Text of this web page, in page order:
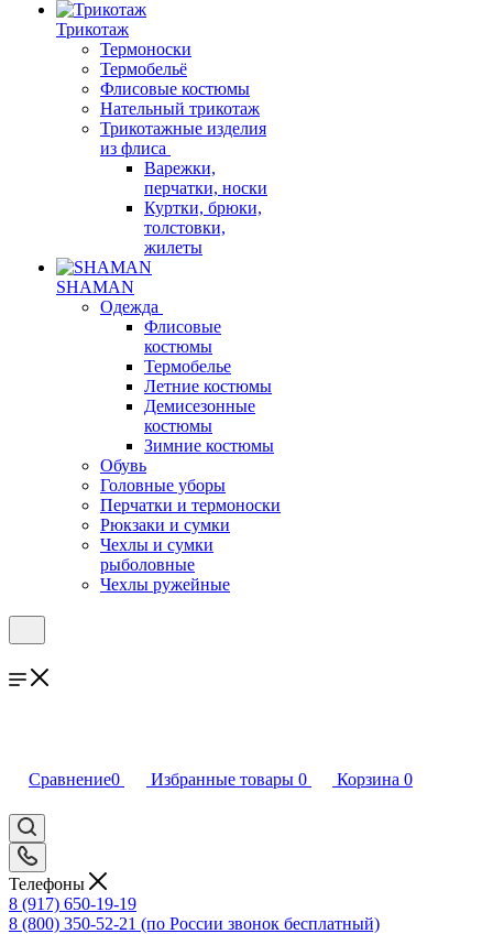
Трикотаж
Термоноски
Термобельё
Флисовые костюмы
Нательный трикотаж
Трикотажные изделия
из флиса
Варежки,
перчатки, носки
Куртки, брюки,
толстовки,
жилеты
SHAMAN
Одежда
Флисовые
костюмы
Термобелье
Летние костюмы
Демисезонные
костюмы
Зимние костюмы
Обувь
Головные уборы
Перчатки и термоноски
Рюкзаки и сумки
Чехлы и сумки
рыболовные
Чехлы ружейные
Сравнение0 Избранные товары 0 Корзина 0
Телефоны
8 (917) 650-19-19
8 (800) 350-52-21 (по России звонок бесплатный)